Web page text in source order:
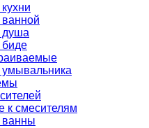
душа
к смесителям
ванны